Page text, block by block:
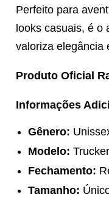
Perfeito para
looks casuais, é o
valoriza elegância
Produto Oficial
Informações
Gênero:
Modelo: Trucker
Fechamento:
Tamanho: